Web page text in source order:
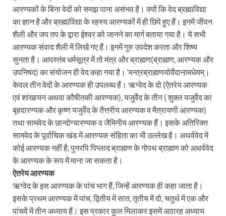
आरण्यकों के बिना वेदों को समझ पाना असंभव है। क्यों कि वेद ब्रह्मïविद्या
का ज्ञान है और ब्रह्मïविद्या के रहस्य आरण्यकों में ही छिपे हुए हैं। इनमें जीवन
शैली और जप तप के द्वारा ईश्वर को जानने का मार्ग बताया गया है। ये सभी
आरण्यक संवाद शैली में लिखे गए हैं। इनमें गुरु उपदेश करता और शिष्य
सुनता है। आपस्तंब धर्मसूत्र में तो मंत्र और ब्राह्मण(ब्राह्मण, आरण्यक और
उपनिषद) का संयोजन ही वेद कहा गया है। ‘मन्त्रब्राह्मणयोर्वेदानामधेयम्।
केवल तीन वेदों के आरण्यक ही उपलब्ध हैं। ऋग्वेद के दो (ऐतरेय आरण्यक
एवं शांखायन अथवा कौषीतकी आरण्यक), यजुर्वेद के तीन ( शुक्ल यजुर्वेद का
बृहदारण्यक और कृष्ण यजुर्वेद के तैत्तरीय आरण्यक व मैत्रायणी आरण्यक)
तथा सामवेद के छान्दोग्यारण्यक व जैमिनीय आरण्यक हैं। इसके अतिरिक्त
सामवेद के पूर्वाचिक खंड में आरण्यक संहिता का भी उल्लेख है। अथर्ववेद में
कोई आरण्यक नहीं है, पुनरपि पिप्लाद ब्राह्मण के गोपथ ब्राह्मण को अथर्ववेद
के आरण्यक के रूप में माना जा सकता है।
ऐतरेय आरण्यक
ऋग्वेद के इस आरण्यक के पांच भाग हैं, जिन्हें आरण्यक ही कहा जाता है।
इसके प्रथम आरण्यक में पांच, द्वितीय में सात, तृतीय में दो, चतुर्थ में एक और
पांचवें में तीन अध्याय हैं। इस प्रकार कुल मिलाकर इसमें अठारह अध्याय